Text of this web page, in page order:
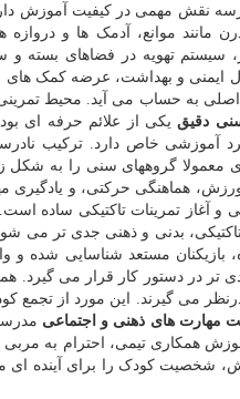
نقش مهمی در کیفیت آموزش
موانع، آدمک ها و دروازه
سیستم تهویه در فضاهای بسته و
ایمنی و بهداشت، عرضه کمک های
اصلی به حساب می آید. محیط
یکی از علائم حرفه ای
آموزشی خاص دارد. ترکیب
معمولا گروههای سنی را به شکل
هماهنگی حرکتی، و یادگیری
و آغاز تمرینات تاکتیکی ساده
بدنی و ذهنی جدی تر می
بازیکنان مستعد شناسایی شده و
در دستور کار قرار می گیرد.
می گیرند. این مورد از تجمع
همکاری تیمی، احترام به مربی
شخصیت کودک را برای آینده